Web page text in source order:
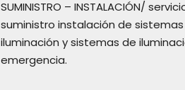
SUMINISTRO – INSTALACIÓN/
suministro instalación de
iluminación y sistemas de
emergencia.